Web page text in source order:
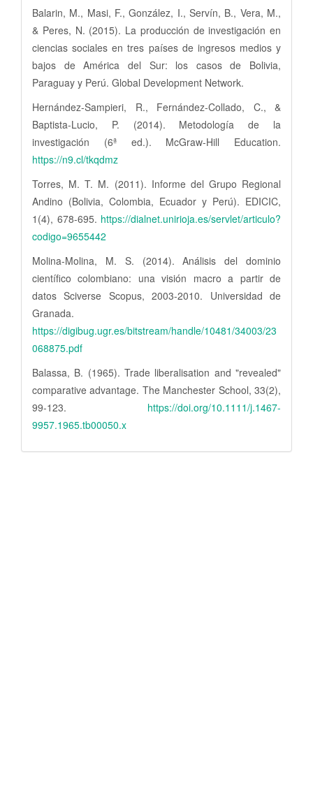
Balarin, M., Masi, F., González, I., Servín, B., Vera, M.,
& Peres, N. (2015). La producción de investigación en
ciencias sociales en tres países de ingresos medios y
bajos de América del Sur: los casos de Bolivia,
Paraguay y Perú. Global Development Network.
Hernández-Sampieri, R., Fernández-Collado, C., &
Baptista-Lucio, P. (2014). Metodología de la
investigación (6ª ed.). McGraw-Hill Education.
https://n9.cl/tkqdmz
Torres, M. T. M. (2011). Informe del Grupo Regional
Andino (Bolivia, Colombia, Ecuador y Perú). EDICIC,
1(4), 678-695. https://dialnet.unirioja.es/servlet/articulo?
codigo=9655442
Molina-Molina, M. S. (2014). Análisis del dominio
científico colombiano: una visión macro a partir de
datos Sciverse Scopus, 2003-2010. Universidad de
Granada.
https://digibug.ugr.es/bitstream/handle/10481/34003/23
068875.pdf
Balassa, B. (1965). Trade liberalisation and "revealed"
comparative advantage. The Manchester School, 33(2),
99-123. https://doi.org/10.1111/j.1467-
9957.1965.tb00050.x